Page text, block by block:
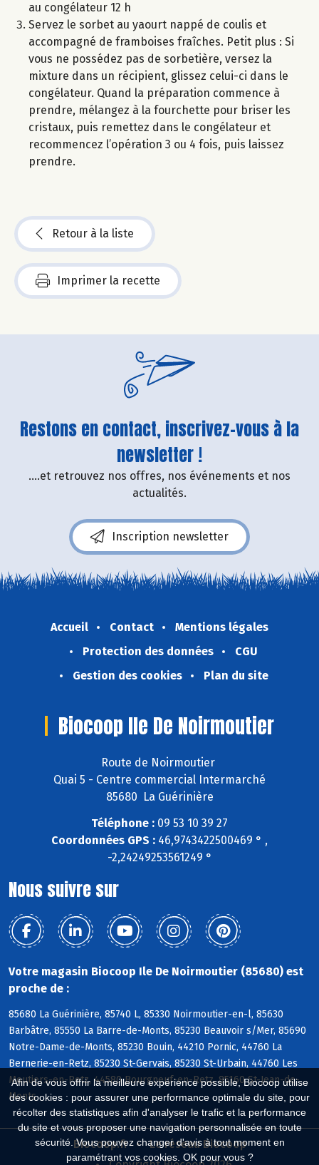
Afin de vous offrir la meilleure expérience possible, Biocoop utilise
des cookies : pour assurer une performance optimale du site, pour
récolter des statistiques afin d'analyser le trafic et la performance
du site et vous proposer une navigation personnalisée en toute
sécurité. Vous pouvez changer d'avis à tout moment en
paramétrant vos cookies. OK pour vous ?
au congélateur 12 h
Servez le sorbet au yaourt nappé de coulis et
accompagné de framboises fraîches. Petit plus : Si
vous ne possédez pas de sorbetière, versez la
mixture dans un récipient, glissez celui-ci dans le
congélateur. Quand la préparation commence à
prendre, mélangez à la fourchette pour briser les
cristaux, puis remettez dans le congélateur et
recommencez l’opération 3 ou 4 fois, puis laissez
prendre.
Retour à la liste
Imprimer la recette
Restons en contact, inscrivez-vous à la
newsletter !
....et retrouvez nos offres, nos événements et nos
actualités.
Inscription newsletter
Accueil Contact
Mentions légales
Protection des données
CGU
Gestion des cookies
Plan du site
Biocoop Ile De Noirmoutier
Route de Noirmoutier
Quai 5 - Centre commercial Intermarché
85680 La Guérinière
Téléphone : 09 53 10 39 27
Coordonnées GPS : 46,9743422500469 ° ,
-2,24249253561249 °
Nous suivre sur
Votre magasin Biocoop Ile De Noirmoutier (85680) est
proche de :
85680 La Guérinière, 85740 L, 85330 Noirmoutier-en-l, 85630
Barbâtre, 85550 La Barre-de-Monts, 85230 Beauvoir s/Mer, 85690
Notre-Dame-de-Monts, 85230 Bouin, 44210 Pornic, 44760 La
Bernerie-en-Retz, 85230 St-Gervais, 85230 St-Urbain, 44760 Les
Moutiers-en-Retz, 44580 Bourgneuf-en-Retz, 85160 St-Jean-de-
Monts
Biocoop.fr
Le réseau Biocoop